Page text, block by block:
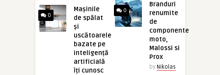
0
Mașinile
de spălat
și
uscătoarele
bazate pe
inteligență
artificială
îți cunosc
0
Branduri
renumite
de
componente
moto,
Malossi si
Prox
by Nikolas